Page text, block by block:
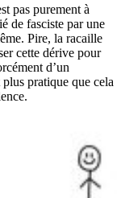
pas purement à
de fasciste par une
Pire, la racaille
cette dérive pour
d’un
pratique que cela